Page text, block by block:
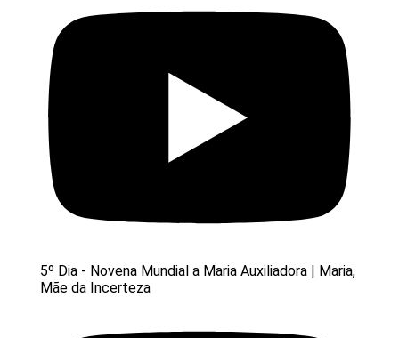
5º Dia - Novena Mundial a Maria Auxiliadora | Maria,
Mãe da Incerteza